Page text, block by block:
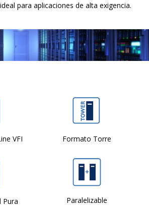
para aplicaciones de alta exigencia.
VFI Formato Torre
Pura Paralelizable